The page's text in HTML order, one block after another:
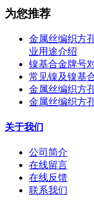
为您推荐
金属丝编织方
业用途介绍
镍基合金牌号
常见镍及镍基
金属丝编织方
金属丝编织方
关于我们
公司简介
在线留言
在线反馈
联系我们